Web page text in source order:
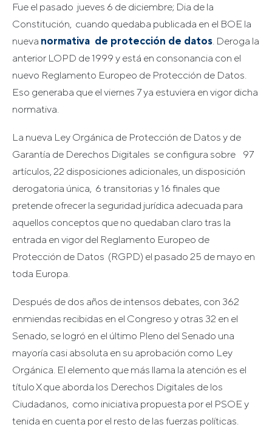
Fue el pasado jueves 6 de diciembre; Dia de la
Constitución, cuando quedaba publicada en el BOE la
nueva normativa de protección de datos. Deroga la
anterior LOPD de 1999 y está en consonancia con el
nuevo Reglamento Europeo de Protección de Datos.
Eso generaba que el viernes 7 ya estuviera en vigor dicha
normativa.
La nueva Ley Orgánica de Protección de Datos y de
Garantía de Derechos Digitales se configura sobre 97
artículos, 22 disposiciones adicionales, un disposición
derogatoria única, 6 transitorias y 16 finales que
pretende ofrecer la seguridad jurídica adecuada para
aquellos conceptos que no quedaban claro tras la
entrada en vigor del Reglamento Europeo de
Protección de Datos (RGPD) el pasado 25 de mayo en
toda Europa.
Después de dos años de intensos debates, con 362
enmiendas recibidas en el Congreso y otras 32 en el
Senado, se logró en el último Pleno del Senado una
mayoría casi absoluta en su aprobación como Ley
Orgánica. El elemento que más llama la atención es el
título X que aborda los Derechos Digitales de los
Ciudadanos, como iniciativa propuesta por el PSOE y
tenida en cuenta por el resto de las fuerzas políticas.